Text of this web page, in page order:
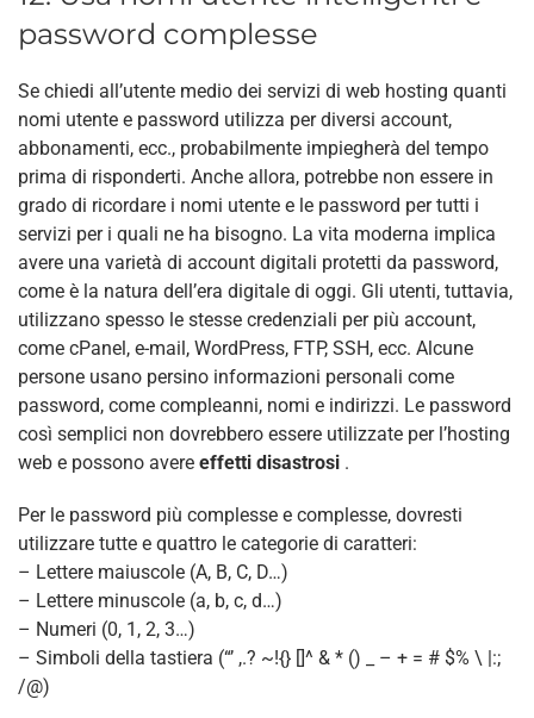
password complesse
Se chiedi all’utente medio dei servizi di web hosting quanti
nomi utente e password utilizza per diversi account,
abbonamenti, ecc., probabilmente impiegherà del tempo
prima di risponderti. Anche allora, potrebbe non essere in
grado di ricordare i nomi utente e le password per tutti i
servizi per i quali ne ha bisogno. La vita moderna implica
avere una varietà di account digitali protetti da password,
come è la natura dell’era digitale di oggi. Gli utenti, tuttavia,
utilizzano spesso le stesse credenziali per più account,
come cPanel, e-mail, WordPress, FTP, SSH, ecc. Alcune
persone usano persino informazioni personali come
password, come compleanni, nomi e indirizzi. Le password
così semplici non dovrebbero essere utilizzate per l’hosting
web e possono avere effetti disastrosi .
Per le password più complesse e complesse, dovresti
utilizzare tutte e quattro le categorie di caratteri:
– Lettere maiuscole (A, B, C, D…)
– Lettere minuscole (a, b, c, d…)
– Numeri (0, 1, 2, 3…)
– Simboli della tastiera (“’ ,.? ~!{} []^ & * () _ – + = # $% \ |:;
/@)